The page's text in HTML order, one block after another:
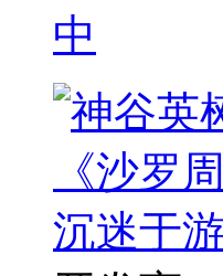
中